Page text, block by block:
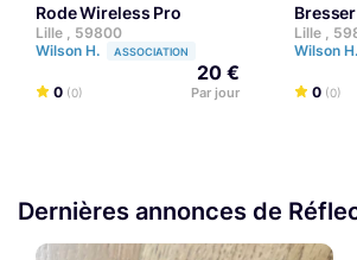
Rode Wireless Pro
Lille , 59800
Wilson H.
ASSOCIATION
0 (0)
20 €
Par jour
Lille ,
Wilson H.
0 (0)
Dernières annonces de